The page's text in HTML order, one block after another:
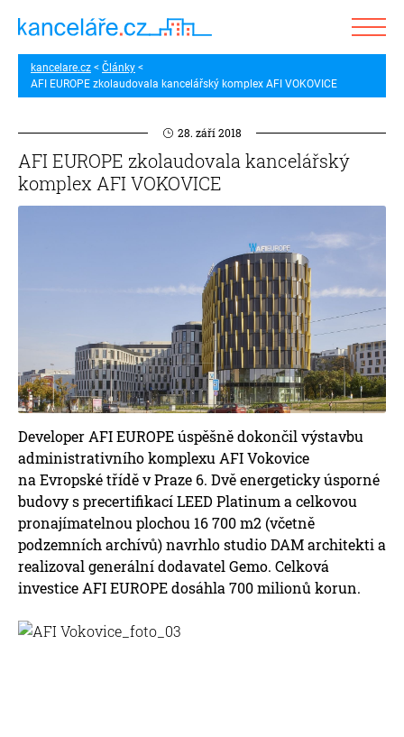
kancelare.cz
Články
AFI EUROPE zkolaudovala kancelářský komplex AFI VOKOVICE
28. září 2018
AFI EUROPE zkolaudovala kancelářský
komplex AFI VOKOVICE
Developer AFI EUROPE úspěšně dokončil výstavbu
administrativního komplexu AFI Vokovice
na Evropské třídě v Praze 6. Dvě energeticky úsporné
budovy s precertifikací LEED Platinum a celkovou
pronajímatelnou plochou 16 700 m2 (včetně
podzemních archívů) navrhlo studio DAM architekti a
realizoval generální dodavatel Gemo. Celková
investice AFI EUROPE dosáhla 700 milionů korun.